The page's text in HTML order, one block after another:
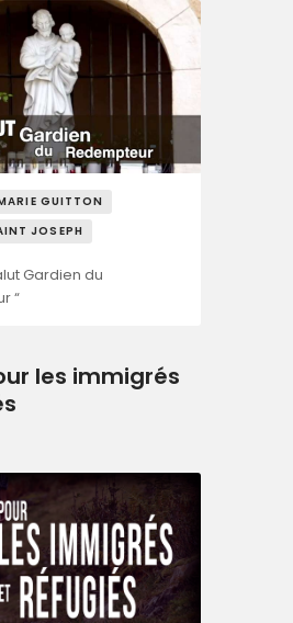
GUITTON
JOSEPH
Gardien du
“
les immigrés